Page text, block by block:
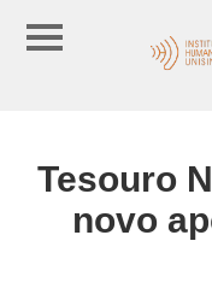
Tesouro
novo